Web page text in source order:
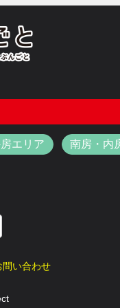
エリア 南房・内
問い合わせ